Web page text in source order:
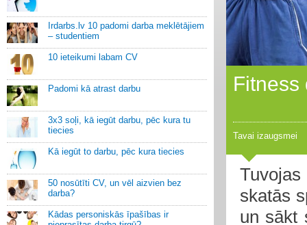
Irdarbs.lv 10 padomi darba meklētājiem
– studentiem
10 ieteikumi labam CV
Padomi kā atrast darbu
3x3 soļi, kā iegūt darbu, pēc kura tu
tiecies
Kā iegūt to darbu, pēc kura tiecies
50 nosūtīti CV, un vēl aizvien bez
darba?
Kādas personiskās īpašības ir
Fitness
Tavai izaugsmei
skatās
un sākt